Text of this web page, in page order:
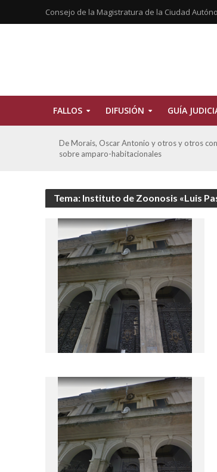
Consejo de la Magistratura de la Ciudad
FALLOS DIFUSIÓN GUÍA
De Morais, Oscar Antonio y otros y otros
sobre amparo-habitacionales
Tema: Instituto de Zoonosis «Luis